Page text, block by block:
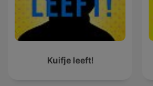
Kuifje leeft!